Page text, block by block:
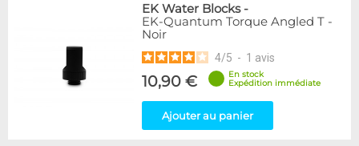
EK Water Blocks-
EK-Quantum Torque Angled T -
Noir
4/5 - 1 avis
10,90 €
En stock
Expédition immédiate
Ajouter au panier